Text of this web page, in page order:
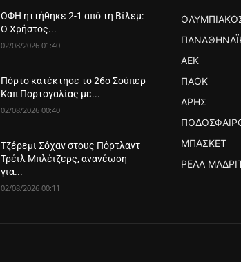
ΟΦΗ ηττήθηκε 2-1 από τη Βίλεμ:
Ο Χρήστος...
02/08/2026 01:40
Πόρτο κατέκτησε το 26ο Σούπερ
Καπ Πορτογαλίας με...
02/08/2026 00:40
Τζέρεμι Σόχαν στους Πόρτλαντ
Τρέιλ Μπλέιζερς, ανανέωση
για...
02/08/2026 00:11
ΑΕΚ
ΠΑΟΚ
ΆΡΗΣ
ΜΠΆΣΚΕΤ
ΡΕΆΛ